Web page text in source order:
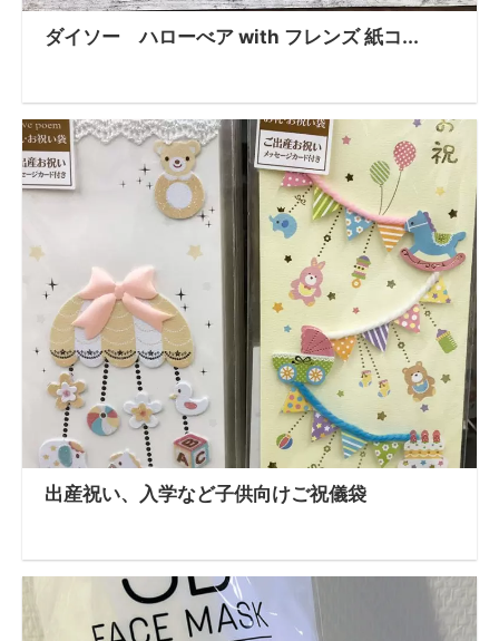
ダイソー ハローべア with フレンズ 紙コ...
出産祝い、入学など子供向けご祝儀袋